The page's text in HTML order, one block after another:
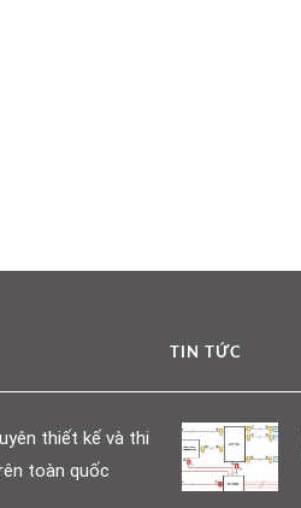
thiết kế và thi
toàn quốc
TIN TỨC